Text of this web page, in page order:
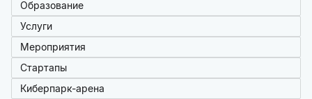
Образование
Услуги
Мероприятия
Стартапы
Киберпарк-арена